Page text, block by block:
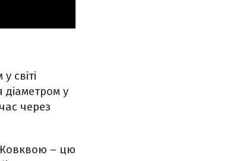
світі
у
через
Жовквою – цю